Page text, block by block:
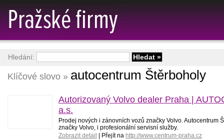
Klíčové slovo » autocentrum Štěrboholy
Autorizovaný Volvo dealer Praha |
a.s.
Prodej nových i zánovních vozů značky Volvo. Autocentrum
značky Volvo, i profesionální servisní služby.
Zobrazit detail
| Přejít na http://www.centrum-praha.cz
Hledání: